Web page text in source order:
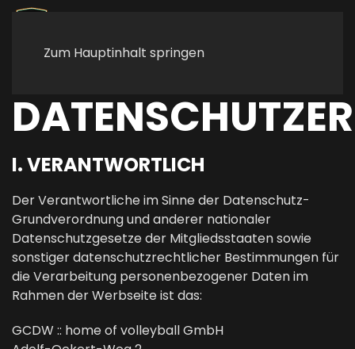
Zum Hauptinhalt springen
I. VERANTWORTLICH
Der Verantwortliche im Sinne der Datenschutz-
Grundverordnung und anderer nationaler
Datenschutzgesetze der Mitgliedsstaaten sowie
sonstiger datenschutzrechtlicher Bestimmungen für
die Verarbeitung personenbezogener Daten im
Rahmen der Werbseite ist das:
GCDW :: home of volleyball GmbH